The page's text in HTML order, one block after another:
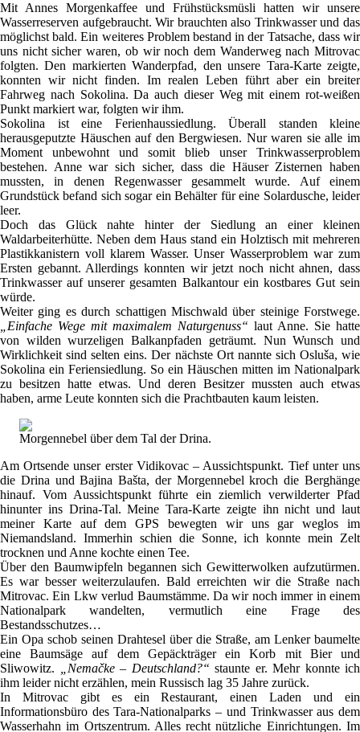
Mit Annes Morgenkaffee und Frühstücksmüsli hatten wir unsere
Wasserreserven aufgebraucht. Wir brauchten also Trinkwasser und das
möglichst bald. Ein weiteres Problem bestand in der Tatsache, dass wir
uns nicht sicher waren, ob wir noch dem Wanderweg nach Mitrovac
folgten. Den markierten Wanderpfad, den unsere Tara-Karte zeigte,
konnten wir nicht finden. Im realen Leben führt aber ein breiter
Fahrweg nach Sokolina. Da auch dieser Weg mit einem rot-weißen
Punkt markiert war, folgten wir ihm.
Sokolina ist eine Ferienhaussiedlung. Überall standen kleine
herausgeputzte Häuschen auf den Bergwiesen. Nur waren sie alle im
Moment unbewohnt und somit blieb unser Trinkwasserproblem
bestehen. Anne war sich sicher, dass die Häuser Zisternen haben
mussten, in denen Regenwasser gesammelt wurde. Auf einem
Grundstück befand sich sogar ein Behälter für eine Solardusche, leider
leer.
Doch das Glück nahte hinter der Siedlung an einer kleinen
Waldarbeiterhütte. Neben dem Haus stand ein Holztisch mit mehreren
Plastikkanistern voll klarem Wasser. Unser Wasserproblem war zum
Ersten gebannt. Allerdings konnten wir jetzt noch nicht ahnen, dass
Trinkwasser auf unserer gesamten Balkantour ein kostbares Gut sein
würde.
Weiter ging es durch schattigen Mischwald über steinige Forstwege.
„Einfache Wege mit maximalem Naturgenuss“ laut Anne. Sie hatte
von wilden wurzeligen Balkanpfaden geträumt. Nun Wunsch und
Wirklichkeit sind selten eins. Der nächste Ort nannte sich Osluša, wie
Sokolina ein Feriensiedlung. So ein Häuschen mitten im Nationalpark
zu besitzen hatte etwas. Und deren Besitzer mussten auch etwas
haben, arme Leute konnten sich die Prachtbauten kaum leisten.
Morgennebel über dem Tal der Drina.
Am Ortsende unser erster Vidikovac – Aussichtspunkt. Tief unter uns
die Drina und Bajina Bašta, der Morgennebel kroch die Berghänge
hinauf. Vom Aussichtspunkt führte ein ziemlich verwilderter Pfad
hinunter ins Drina-Tal. Meine Tara-Karte zeigte ihn nicht und laut
meiner Karte auf dem GPS bewegten wir uns gar weglos im
Niemandsland. Immerhin schien die Sonne, ich konnte mein Zelt
trocknen und Anne kochte einen Tee.
Über den Baumwipfeln begannen sich Gewitterwolken aufzutürmen.
Es war besser weiterzulaufen. Bald erreichten wir die Straße nach
Mitrovac. Ein Lkw verlud Baumstämme. Da wir noch immer in einem
Nationalpark wandelten, vermutlich eine Frage des
Bestandsschutzes…
Ein Opa schob seinen Drahtesel über die Straße, am Lenker baumelte
eine Baumsäge auf dem Gepäckträger ein Korb mit Bier und
Sliwowitz.
„Nemačke – Deutschland?“ staunte er. Mehr konnte ich
ihm leider nicht erzählen, mein Russisch lag 35 Jahre zurück.
In Mitrovac gibt es ein Restaurant, einen Laden und ein
Informationsbüro des Tara-Nationalparks – und Trinkwasser aus dem
Wasserhahn im Ortszentrum. Alles recht nützliche Einrichtungen. Im